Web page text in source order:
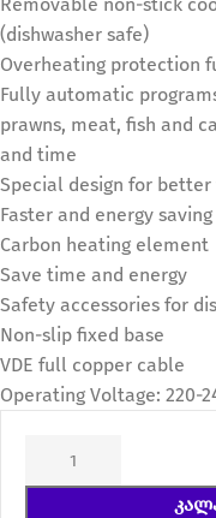
Removable non-stick
(dishwasher safe)
Overheating protection
Fully automatic
prawns, meat, fish and
and time
Special design for
Faster and energy saving
Carbon heating element
Save time and energy
Safety accessories for
Non-slip fixed base
VDE full copper cable
Operating Voltage: 220-